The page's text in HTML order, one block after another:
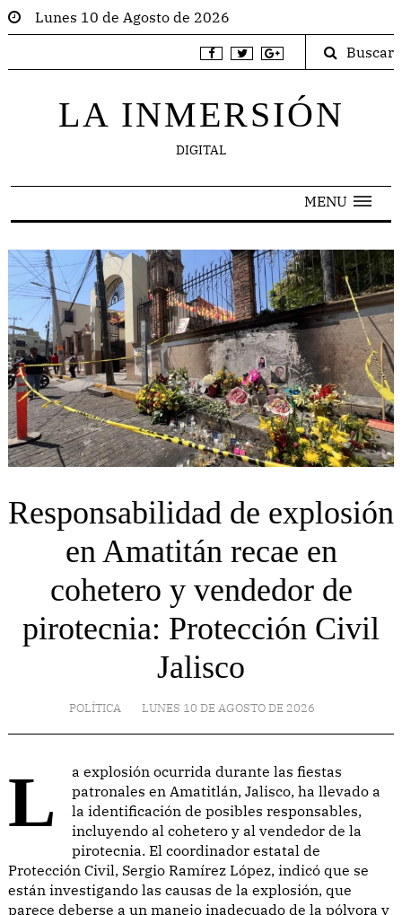
Lunes 10 de Agosto de 2026
Buscar
LA INMERSIÓN
DIGITAL
MENU
Responsabilidad de explosión
en Amatitán recae en
cohetero y vendedor de
pirotecnia: Protección Civil
Jalisco
POLÍTICA LUNES 10 DE AGOSTO DE 2026
La explosión ocurrida durante las fiestas
patronales en Amatitlán, Jalisco, ha llevado a
la identificación de posibles responsables,
incluyendo al cohetero y al vendedor de la
pirotecnia. El coordinador estatal de
Protección Civil, Sergio Ramírez López, indicó que se
están investigando las causas de la explosión, que
parece deberse a un manejo inadecuado de la pólvora y